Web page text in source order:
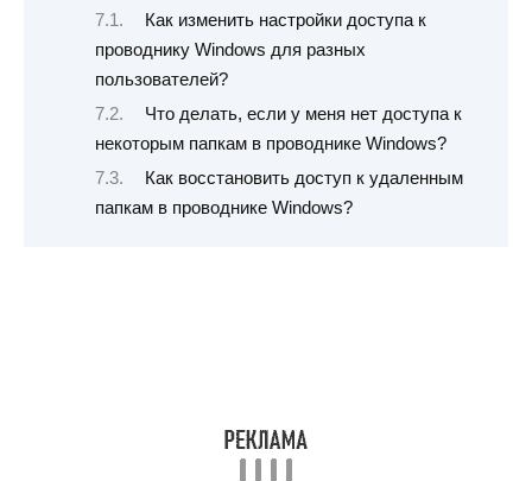
Как изменить настройки доступа к
проводнику Windows для разных
пользователей?
Что делать, если у меня нет доступа к
некоторым папкам в проводнике Windows?
Как восстановить доступ к удаленным
папкам в проводнике Windows?